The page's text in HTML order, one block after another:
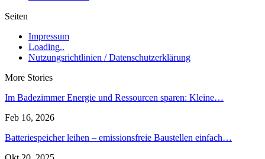
Seiten
Impressum
Loading..
Nutzungsrichtlinien / Datenschutzerklärung
More Stories
Im Badezimmer Energie und Ressourcen sparen: Kleine…
Feb 16, 2026
Batteriespeicher leihen – emissionsfreie Baustellen einfach…